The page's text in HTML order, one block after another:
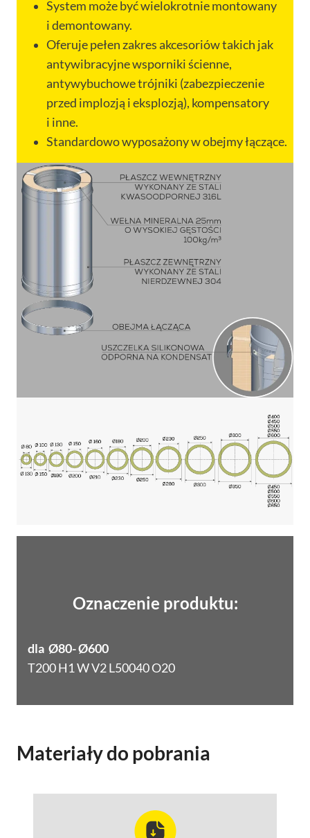
System może być wielokrotnie montowany
i demontowany.
Oferuje pełen zakres akcesoriów takich jak
antywibracyjne wsporniki ścienne,
antywybuchowe trójniki (zabezpieczenie
przed implozją i eksplozją), kompensatory
i inne.
Standardowo wyposażony w obejmy łączące.
Oznaczenie produktu:
dla Ø80- Ø600
T200 H1 W V2 L50040 O20
Materiały do pobrania